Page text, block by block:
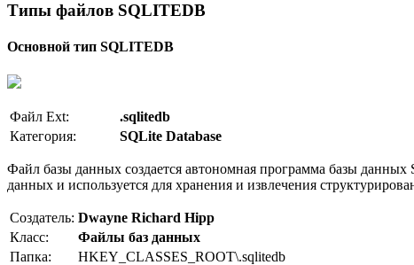
Типы файлов SQLITEDB
Основной тип SQLITEDB
Файл Ext:
.sqlitedb
Категория:
SQLite Database
Файл базы данных создается автономная программа базы
данных и используется для хранения и извлечения
Создатель: Dwayne Richard Hipp
Класс:
Файлы баз данных
Папка:
HKEY_CLASSES_ROOT\.sqlitedb